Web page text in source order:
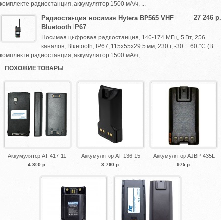
комплекте радиостанция, аккумулятор 1500 мА/ч, ...
27 246 р.
Радиостанция носимая Hytera BP565 VHF
Bluetooth IP67
Носимая цифровая радиостанция, 146-174 МГц, 5 Вт, 256
каналов, Bluetooth, IP67, 115х55х29.5 мм, 230 г, -30 ... 60 °С (В
комплекте радиостанция, аккумулятор 1500 мА/ч, ...
ПОХОЖИЕ ТОВАРЫ
Аккумулятор АТ 417-11
4 300 р.
Аккумулятор АТ 136-15
3 700 р.
Аккумулятор AJBP-435L
975 р.